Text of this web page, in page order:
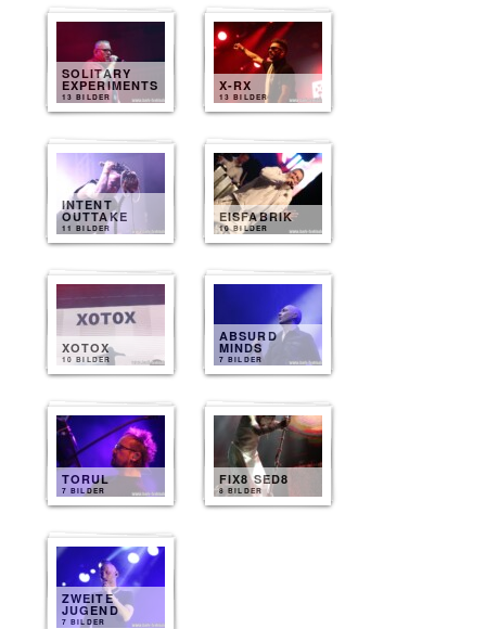
SOLITARY
EXPERIMENTS
13 BILDER
X-RX
13 BILDER
INTENT
OUTTAKE
11 BILDER
EISFABRIK
10 BILDER
XOTOX
10 BILDER
ABSURD
MINDS
7 BILDER
TORUL
7 BILDER
FIX8 SED8
8 BILDER
ZWEITE
JUGEND
7 BILDER